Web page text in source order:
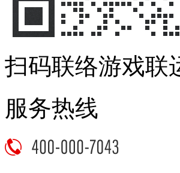
扫码联络游戏联
服务热线